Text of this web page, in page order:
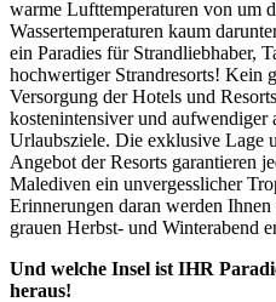
warme Lufttemperaturen von um
Wassertemperaturen kaum
ein Paradies für Strandliebhaber,
hochwertiger Strandresorts! Kein
Versorgung der Hotels und
kostenintensiver und aufwendiger
Urlaubsziele. Die exklusive Lage
Angebot der Resorts garantieren
Malediven ein unvergesslicher
Erinnerungen daran werden
grauen Herbst- und Winterabend
Und welche Insel ist IHR
heraus!